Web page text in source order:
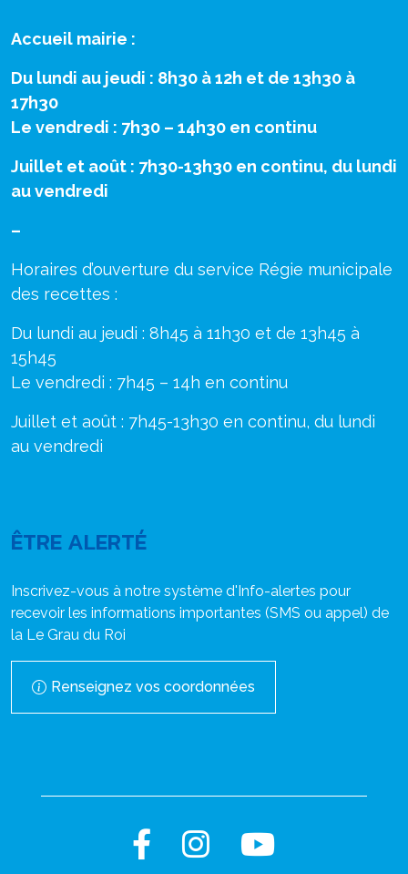
Accueil mairie :
Du lundi au jeudi : 8h30 à 12h et de 13h30 à
17h30
Le vendredi : 7h30 – 14h30 en continu
Juillet et août : 7h30-13h30 en continu, du lundi
au vendredi
–
Horaires d’ouverture du service Régie municipale
des recettes :
Du lundi au jeudi : 8h45 à 11h30 et de 13h45 à
15h45
Le vendredi : 7h45 – 14h en continu
Juillet et août : 7h45-13h30 en continu, du lundi
au vendredi
ÊTRE ALERTÉ
Inscrivez-vous à notre système d'Info-alertes pour
recevoir les informations importantes (SMS ou appel) de
la Le Grau du Roi
Renseignez vos coordonnées